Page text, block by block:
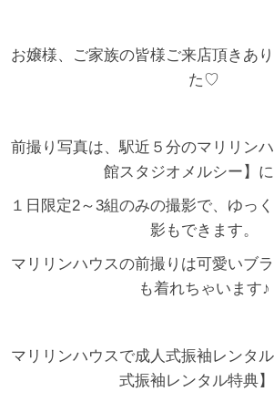
お嬢様、ご家族の皆様ご来店頂きあ
た♡
前撮り写真は、駅近５分のマリリン
館スタジオメルシー】に
１日限定2～3組のみの撮影で、ゆっ
影もできます。
マリリンハウスの前撮りは可愛いブ
も着れちゃいます♪
マリリンハウスで成人式振袖レンタ
式振袖レンタル特典